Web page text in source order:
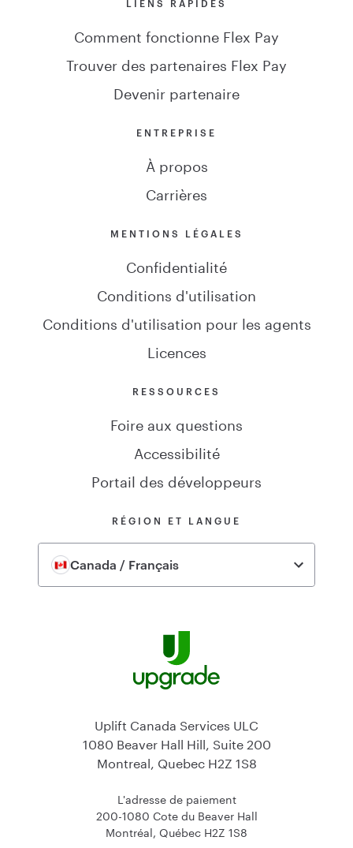
LIENS RAPIDES
Comment fonctionne Flex Pay
Trouver des partenaires Flex Pay
Devenir partenaire
ENTREPRISE
À propos
Carrières
MENTIONS LÉGALES
Confidentialité
Conditions d'utilisation
Conditions d'utilisation pour les agents
Licences
RESSOURCES
Foire aux questions
Accessibilité
Portail des développeurs
RÉGION ET LANGUE
Canada / Français
Uplift Canada Services ULC
1080 Beaver Hall Hill, Suite 200
Montreal, Quebec H2Z 1S8
L'adresse de paiement
200-1080 Cote du Beaver Hall
Montréal, Québec H2Z 1S8